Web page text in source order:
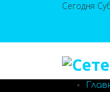
Сегодня